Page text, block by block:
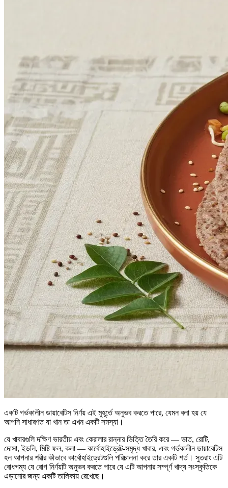
একটি গর্ভকালীন ডায়াবেটিস নির্ণয় এই মুহূর্তে অনুভব করতে পারে, যেমন বলা হয় যে
আপনি সাধারণত যা খান তা এখন একটি সমস্যা।
যে খাবারগুলি দক্ষিণ ভারতীয় এবং কেরালার রান্নার ভিত্তি তৈরি করে — ভাত, রোটি,
দোসা, ইডলি, মিষ্টি ফল, কলা — কার্বোহাইড্রেট-সমৃদ্ধ খাবার, এবং গর্ভকালীন ডায়াবেটিস
হল আপনার শরীর কীভাবে কার্বোহাইড্রেটগুলি পরিচালনা করে তার একটি শর্ত। সুতরাং এটি
বোধগম্য যে রোগ নির্ণয়টি অনুভব করতে পারে যে এটি আপনার সম্পূর্ণ খাদ্য সংস্কৃতিকে
এড়ানোর জন্য একটি তালিকায় রেখেছে।